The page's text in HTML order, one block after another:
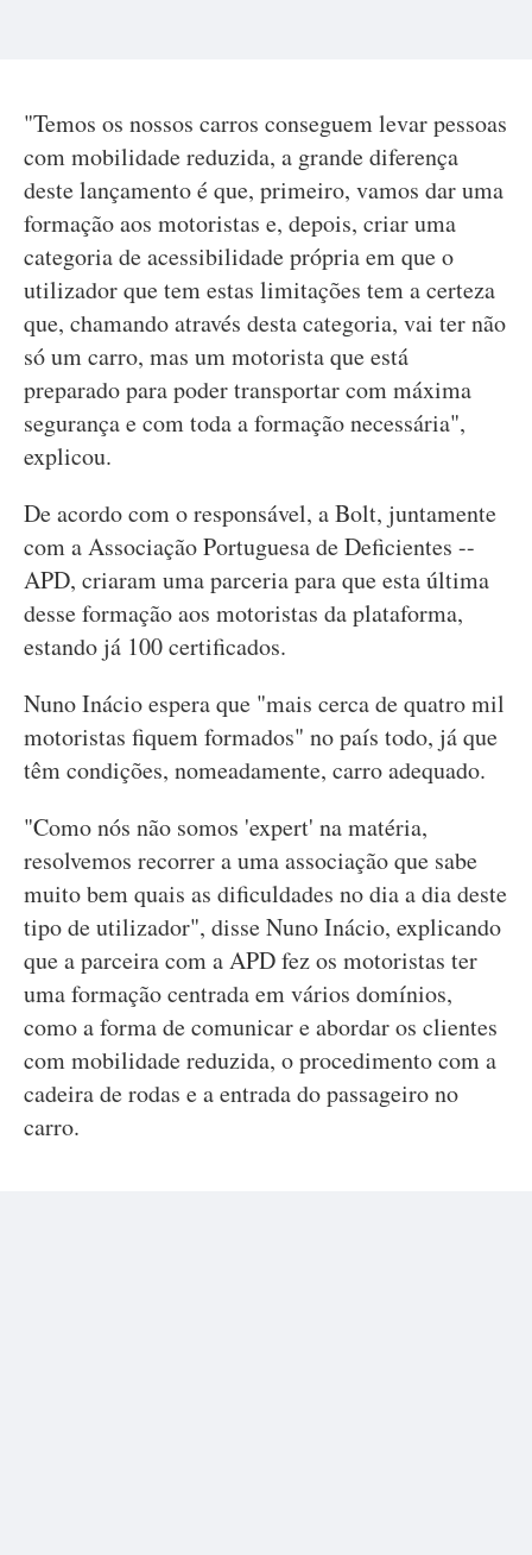
"Temos os nossos carros conseguem levar pessoas
com mobilidade reduzida, a grande diferença
deste lançamento é que, primeiro, vamos dar uma
formação aos motoristas e, depois, criar uma
categoria de acessibilidade própria em que o
utilizador que tem estas limitações tem a certeza
que, chamando através desta categoria, vai ter não
só um carro, mas um motorista que está
preparado para poder transportar com máxima
segurança e com toda a formação necessária",
explicou.
De acordo com o responsável, a Bolt, juntamente
com a Associação Portuguesa de Deficientes --
APD, criaram uma parceria para que esta última
desse formação aos motoristas da plataforma,
estando já 100 certificados.
Nuno Inácio espera que "mais cerca de quatro mil
motoristas fiquem formados" no país todo, já que
têm condições, nomeadamente, carro adequado.
"Como nós não somos 'expert' na matéria,
resolvemos recorrer a uma associação que sabe
muito bem quais as dificuldades no dia a dia deste
tipo de utilizador", disse Nuno Inácio, explicando
que a parceira com a APD fez os motoristas ter
uma formação centrada em vários domínios,
como a forma de comunicar e abordar os clientes
com mobilidade reduzida, o procedimento com a
cadeira de rodas e a entrada do passageiro no
carro.